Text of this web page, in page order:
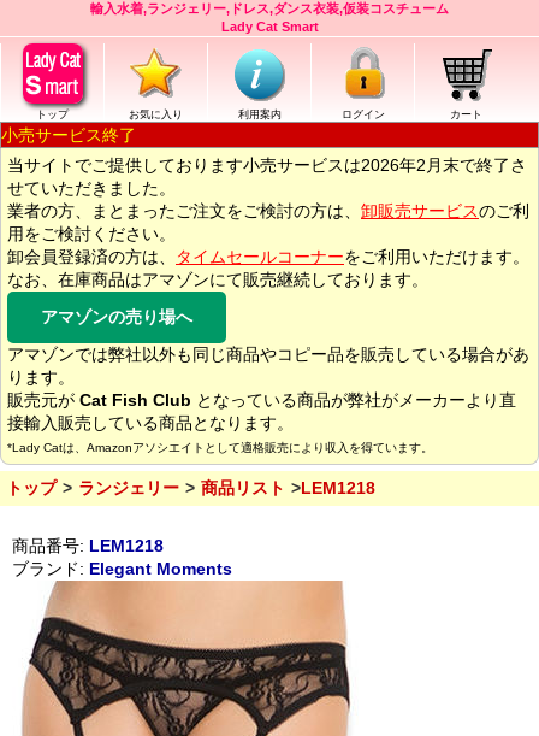
輸入水着,ランジェリー,ドレス,ダンス衣装,仮装コスチューム
Lady Cat Smart
トップ お気に入り 利用案内 ログイン カート
小売サービス終了
当サイトでご提供しております小売サービスは2026年2月末で終了さ
せていただきました。
業者の方、まとまったご注文をご検討の方は、 卸販売サービスのご利
用をご検討ください。
卸会員登録済の方は、
タイムセールコーナーをご利用いただけます。
なお、在庫商品はアマゾンにて販売継続しております。
アマゾンの売り場へ
アマゾンでは弊社以外も同じ商品やコピー品を販売している場合があ
ります。
販売元が Cat Fish Club となっている商品が弊社がメーカーより直
接輸入販売している商品となります。
*Lady Catは、Amazonアソシエイトとして適格販売により収入を得ています。
トップ ランジェリー 商品リスト LEM1218
商品番号: LEM1218
ブランド: Elegant Moments